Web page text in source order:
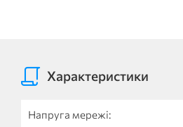
Характеристики
Напруга мережі: